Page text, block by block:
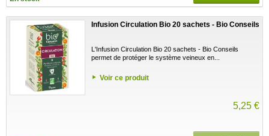
Infusion Circulation Bio 20 sachets - Bio Conseils
L'Infusion Circulation Bio 20 sachets - Bio Conseils
permet de protéger le système veineux en...
Voir ce produit
5,25 €